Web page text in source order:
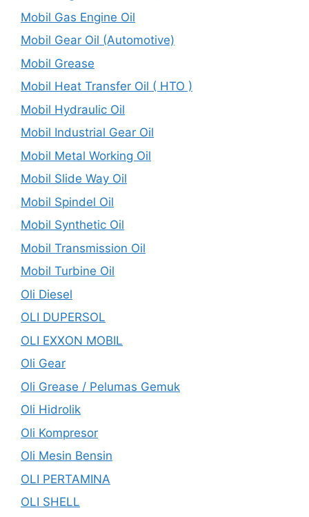
Mobil Gas Engine Oil
Mobil Gear Oil (Automotive)
Mobil Grease
Mobil Heat Transfer Oil ( HTO )
Mobil Hydraulic Oil
Mobil Industrial Gear Oil
Mobil Metal Working Oil
Mobil Slide Way Oil
Mobil Spindel Oil
Mobil Synthetic Oil
Mobil Transmission Oil
Mobil Turbine Oil
Oli Diesel
OLI DUPERSOL
OLI EXXON MOBIL
Oli Gear
Oli Grease / Pelumas Gemuk
Oli Hidrolik
Oli Kompresor
Oli Mesin Bensin
OLI PERTAMINA
OLI SHELL